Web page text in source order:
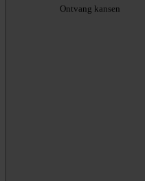
Ontvang kansen